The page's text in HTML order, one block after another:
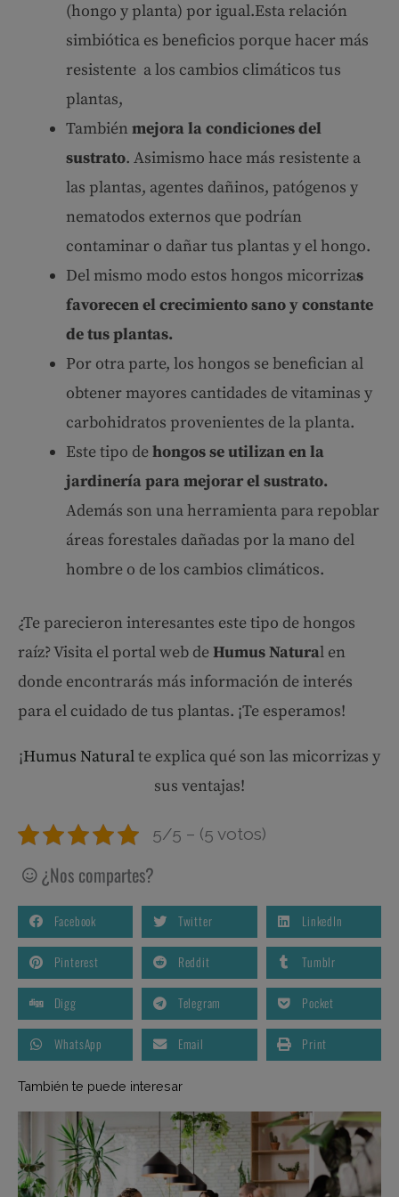
(hongo y planta) por igual.Esta relación
simbiótica es beneficios porque hacer más
resistente a los cambios climáticos tus
plantas,
Tambiénmejora la condiciones del
sustrato. Asimismo hace más resistente a
las plantas, agentes dañinos, patógenos y
nematodos externos que podrían
contaminar o dañar tus plantas y el hongo.
Del mismo modo estos hongos micorrizas
favorecen el crecimiento sano y constante
de tus plantas.
Por otra parte, los hongos se benefician al
obtener mayores cantidades de vitaminas y
carbohidratos provenientes de la planta.
Este tipo dehongos se utilizan en la
jardinería para mejorar el sustrato.
Además son una herramienta para repoblar
áreas forestales dañadas por la mano del
hombre o de los cambios climáticos.
¿Te parecieron interesantes este tipo de hongos
raíz? Visita el portal web deHumus Natural en
donde encontrarás más información de interés
para el cuidado de tus plantas. ¡Te esperamos!
¡Humus Naturalte explica qué son las micorrizas y
sus ventajas!
5/5 – (5 votos)
¿Nos compartes?
Facebook Twitter LinkedIn
Pinterest Reddit Tumblr
Digg Telegram Pocket
WhatsApp Email Print
También te puede interesar